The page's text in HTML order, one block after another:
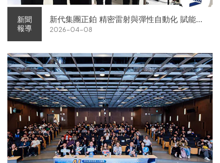
新聞
報導
新代集團正鉑 精密雷射與彈性自動化 賦能智
慧智造解方電子展亮相
2026-04-08